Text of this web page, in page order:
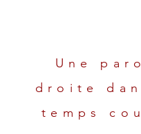
Une
droite
temps